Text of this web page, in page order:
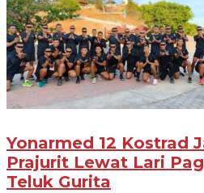
Yonarmed 12 Kostrad
Prajurit Lewat Lari
Teluk Gurita